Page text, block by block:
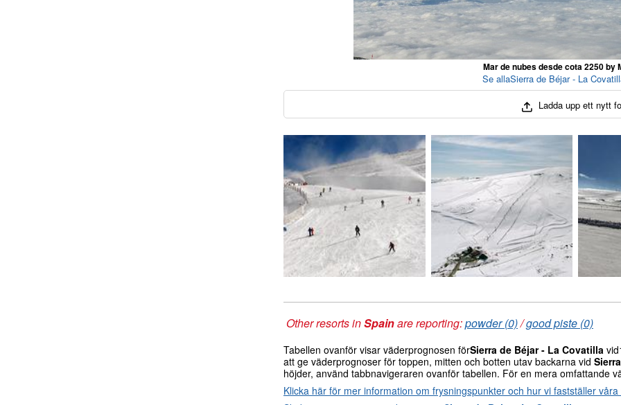
Mar de nubes desde cota 2250 by
Se allaSierra de Béjar - La
Ladda upp ett nytt
Other resorts inSpainare reporting:powder (0)/good piste (0)
Tabellen ovanför visar väderprognosen förSierra de Béjar - La Covatilla
att ge väderprognoser för toppen, mitten och botten utav backarna vid
höjder, använd tabbnavigeraren ovanför tabellen. För en mera omfattande
Klicka här för mer information om frysningspunkter och hur vi fastställer